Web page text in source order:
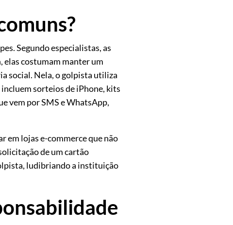
Segundo especialistas, as
elas costumam manter um
social. Nela, o golpista utiliza
sorteios de iPhone, kits
vem por SMS e WhatsApp,
em lojas e-commerce que não
de um cartão
ludibriando a instituição